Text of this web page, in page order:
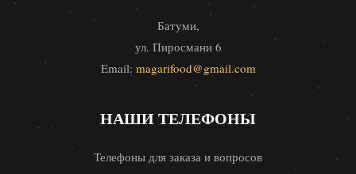
Батуми,
ул. Пиросмани 6
Email: magarifood@gmail.com
НАШИ ТЕЛЕФОНЫ
Телефоны для заказа и вопросов